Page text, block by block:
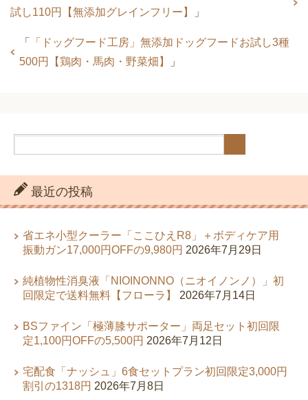
試し110円【無添加グレインフリー】
」
「
「ドッグフード工房」無添加ドッグフードお試し3種
500円【鶏肉・馬肉・野菜畑】
」
最近の投稿
省エネ小型クーラー「ここひえR8」＋ボディケア用
振動ガン17,000円OFFの9,980円 2026年7月29日
純植物性消臭液「NIOINONNO（ニオイノンノ）」初
回限定で送料無料【フローラ】
2026年7月14日
BSファイン「極薄膝サポーター」両足セット初回限
定1,100円OFFの5,500円 2026年7月12日
宅配食「ナッシュ」6食セットプラン初回限定3,000円
割引の1318円 2026年7月8日